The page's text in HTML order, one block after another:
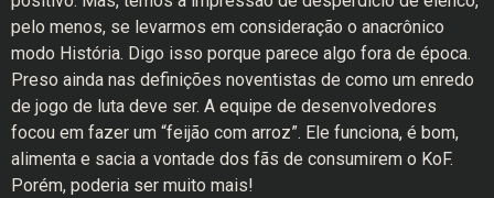
pelo menos, se levarmos em consideração o anacrônico
modo História. Digo isso porque parece algo fora de época.
Preso ainda nas definições noventistas de como um enredo
de jogo de luta deve ser. A equipe de desenvolvedores
focou em fazer um “feijão com arroz”. Ele funciona, é bom,
alimenta e sacia a vontade dos fãs de consumirem o KoF.
Porém, poderia ser muito mais!